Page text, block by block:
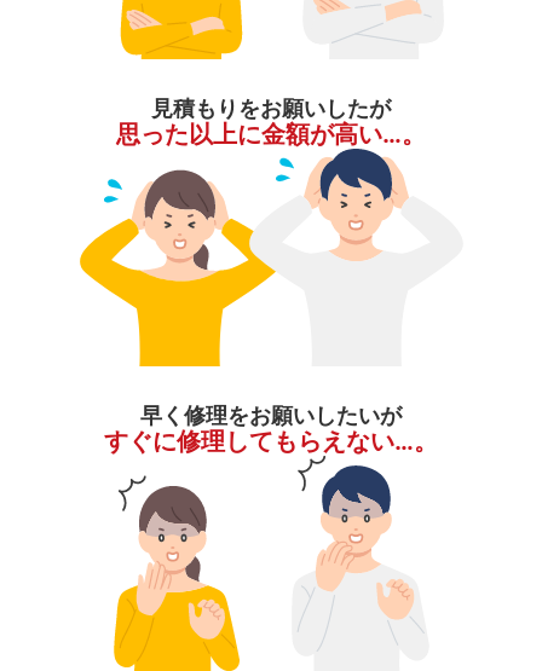
見積もりをお願いしたが
思った以上に金額が高い…。
早く修理をお願いしたいが
すぐに修理してもらえない…。